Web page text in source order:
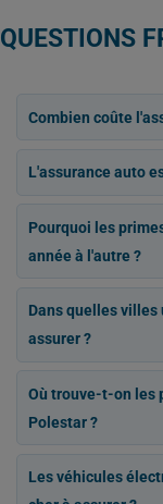
QUESTIONS
Combien coûte
L'assurance auto
Pourquoi les
année à l'autre ?
Dans quelles
assurer ?
Où trouve-t-on les
Polestar ?
Les véhicules